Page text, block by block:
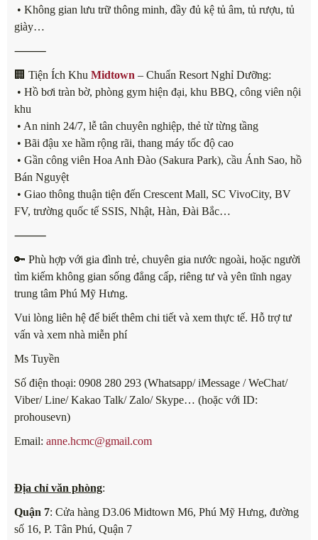
• Không gian lưu trữ thông minh, đầy đủ kệ tủ âm, tủ rượu, tủ
giày…
⸻
🏢 Tiện Ích Khu Midtown – Chuẩn Resort Nghỉ Dưỡng:
• Hồ bơi tràn bờ, phòng gym hiện đại, khu BBQ, công viên nội
khu
• An ninh 24/7, lễ tân chuyên nghiệp, thẻ từ từng tầng
• Bãi đậu xe hầm rộng rãi, thang máy tốc độ cao
• Gần công viên Hoa Anh Đào (Sakura Park), cầu Ánh Sao, hồ
Bán Nguyệt
• Giao thông thuận tiện đến Crescent Mall, SC VivoCity, BV
FV, trường quốc tế SSIS, Nhật, Hàn, Đài Bắc…
⸻
🔑 Phù hợp với gia đình trẻ, chuyên gia nước ngoài, hoặc người
tìm kiếm không gian sống đẳng cấp, riêng tư và yên tĩnh ngay
trung tâm Phú Mỹ Hưng.
Vui lòng liên hệ để biết thêm chi tiết và xem thực tế. Hỗ trợ tư
vấn và xem nhà miễn phí
Ms Tuyền
Số điện thoại: 0908 280 293 (Whatsapp/ iMessage / WeChat/
Viber/ Line/ Kakao Talk/ Zalo/ Skype… (hoặc với ID:
prohousevn)
Email: anne.hcmc@gmail.com
Địa chỉ văn phòng:
Quận 7: Cửa hàng D3.06 Midtown M6, Phú Mỹ Hưng, đường
số 16, P. Tân Phú, Quận 7